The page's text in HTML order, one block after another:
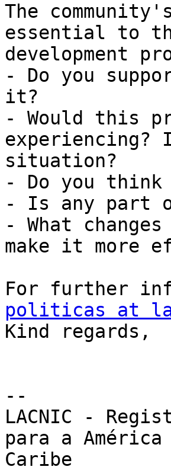
The
essential to
development
- Do you
it?
- Would this
experiencing?
situation?
- Do you think
- Is any part
- What
make it more
For further
politicas at
Kind regards,
--
LACNIC -
para a
Caribe